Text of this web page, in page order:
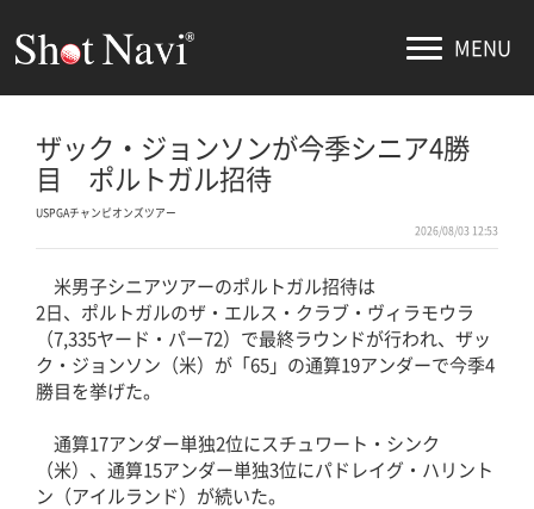
MENU
ザック・ジョンソンが今季シニア4勝
目 ポルトガル招待
USPGAチャンピオンズツアー
2026/08/03 12:53
米男子シニアツアーのポルトガル招待は
2日、ポルトガルのザ・エルス・クラブ・ヴィラモウラ
（7,335ヤード・パー72）で最終ラウンドが行われ、ザッ
ク・ジョンソン（米）が「65」の通算19アンダーで今季4
勝目を挙げた。
通算17アンダー単独2位にスチュワート・シンク
（米）、通算15アンダー単独3位にパドレイグ・ハリント
ン（アイルランド）が続いた。